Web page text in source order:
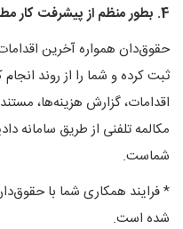
4. بطور منظم از پیشرفت کار مطلع شوید.
حقوق‌دان همواره آخرین
ثبت کرده و شما را از روند
اقدامات، گزارش هزینه‌ها،
شماست.
* فرایند همکاری شما با
شده است.